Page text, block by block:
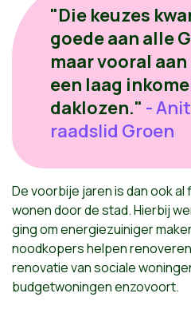
"Die keuzes
goede aan alle
maar vooral
een laag
daklozen." -
raadslid Groen
De voorbije jaren is dan ook
wonen door de stad. Hierbij
ging om energiezuiniger
noodkopers helpen
renovatie van sociale
budgetwoningen enzovoort.